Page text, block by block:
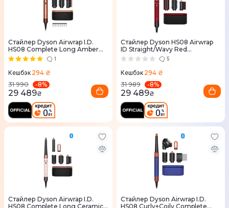
Стайлер Dyson Airwrap I.D.
HS08 Complete Long Amber
Silk
1
Кешбэк 294 ₴
31 990
-8%
29 489₴
Стайлер Dyson HS08 Airwrap
ID Straight/Wavy Red
Velvet/Patina/Topaz
5
Кешбэк 294 ₴
31 989
-8%
29 489₴
Стайлер Dyson Airwrap I.D.
HS08 Complete Long Ceramic
Стайлер Dyson Airwrap I.D.
HS08 Curly+Coily Complete